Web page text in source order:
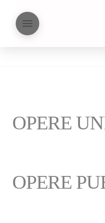
OPERE
OPERE